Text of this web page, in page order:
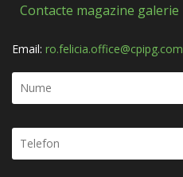
Contacte magazine galerie
Email: ro.felicia.office@cpipg.com